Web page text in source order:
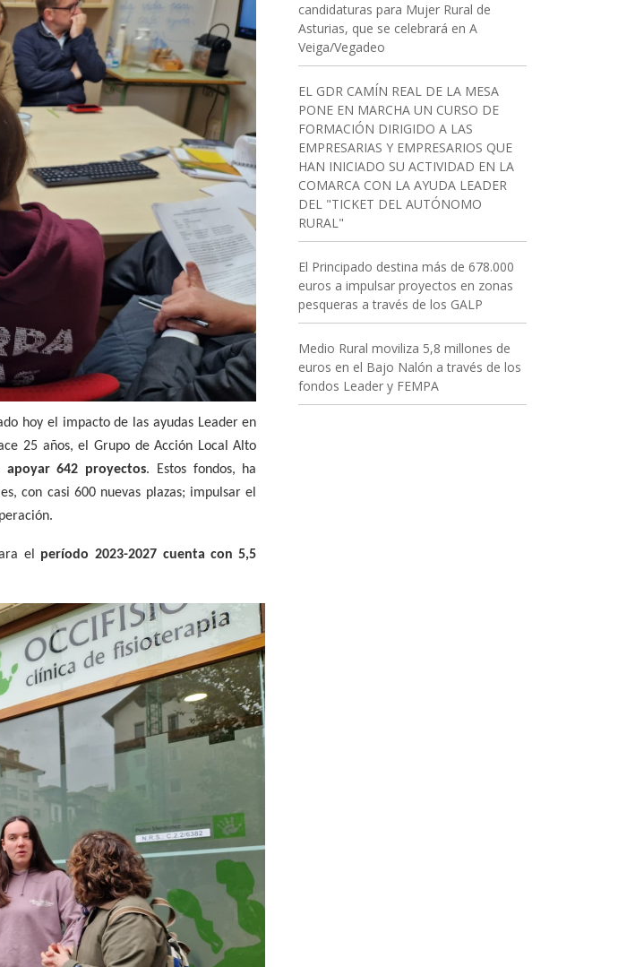
hoy el impacto de las ayudas Leader en
25 años, el Grupo de Acción Local Alto
642 proyectos. Estos fondos, ha
con casi 600 nuevas plazas; impulsar el
el período 2023-2027 cuenta con 5,5
candidaturas para Mujer Rural de
Asturias, que se celebrará en A
Veiga/Vegadeo
EL GDR CAMÍN REAL DE LA MESA
PONE EN MARCHA UN CURSO DE
FORMACIÓN DIRIGIDO A LAS
EMPRESARIAS Y EMPRESARIOS QUE
HAN INICIADO SU ACTIVIDAD EN LA
COMARCA CON LA AYUDA LEADER
DEL "TICKET DEL AUTÓNOMO
RURAL"
El Principado destina más de 678.000
euros a impulsar proyectos en zonas
pesqueras a través de los GALP
Medio Rural moviliza 5,8 millones de
euros en el Bajo Nalón a través de los
fondos Leader y FEMPA